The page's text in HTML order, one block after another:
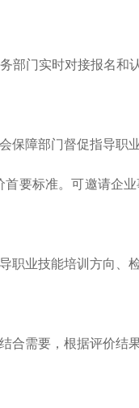
门实时对接报名和
障部门督促指导职
要标准。可邀请企
技能培训方向、
需要，根据评价结